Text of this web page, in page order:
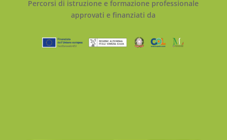
Percorsi di istruzione e formazione professionale
approvati e finanziati da